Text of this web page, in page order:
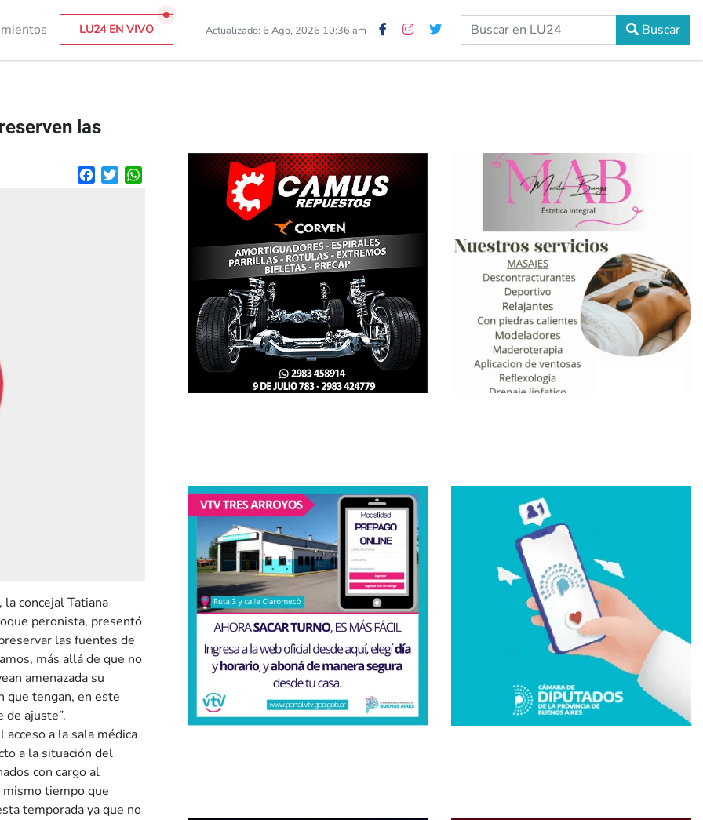
LU24 EN VIVO Actualizado: 6 Ago, 2026 10:36 am Buscar
las
FacebookTwitter
concejal Tatiana
peronista, presentó
las fuentes de
más allá de que no
amenazada su
que tengan, en este
ajuste”.
a la sala médica
a la situación del
con cargo al
tiempo que
temporada ya que no